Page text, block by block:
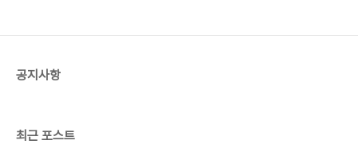
더 자세한 내용을 확인할 수 있습니다.(이탈리아어
공지사항
최근 포스트